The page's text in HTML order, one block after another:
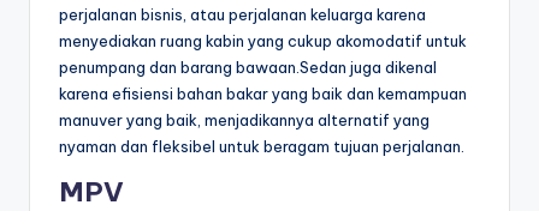
perjalanan bisnis, atau perjalanan keluarga karena
menyediakan ruang kabin yang cukup akomodatif untuk
penumpang dan barang bawaan.Sedan juga dikenal
karena efisiensi bahan bakar yang baik dan kemampuan
manuver yang baik, menjadikannya alternatif yang
nyaman dan fleksibel untuk beragam tujuan perjalanan.
MPV